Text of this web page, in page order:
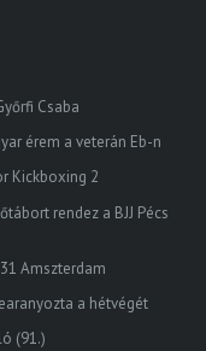
Csaba
érem a veterán Eb-n
Kickboxing 2
rendez a BJJ Pécs
Amszterdam
a hétvégét
(91.)